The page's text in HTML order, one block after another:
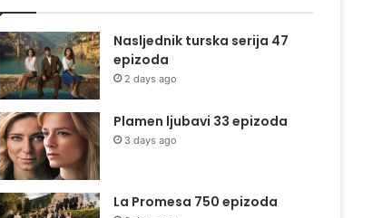
Nasljednik turska serija 47
epizoda
2 days ago
Plamen ljubavi 33 epizoda
3 days ago
La Promesa 750 epizoda